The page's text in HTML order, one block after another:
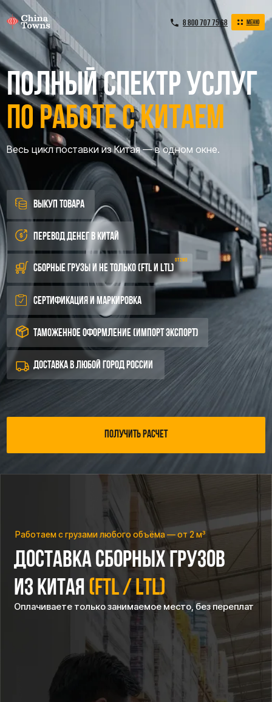
Меню
выкуп товара
Перевод денег в Китай
Сборные грузы и не только (FTL и LTL)
ДОСТАВКА В ЛЮБОЙ ГОРОД РОССИИ
Сертификация и маркировка
Таможенное оформление (импорт экспорт)
Полный спектр услуг
по работе с Китаем
Меню
Получить расчет
8 800 707 75 68
Весь цикл поставки из Китая — в одном окне.
ДОСТАВКА СБОРНЫХ ГРУЗОВ
(FTL / LTL)
Оплачиваете только занимаемое место, без переплат